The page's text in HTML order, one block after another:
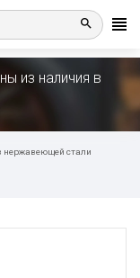
search
из наличия в
стали